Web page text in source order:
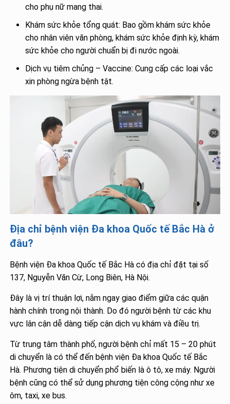
cho phụ nữ mang thai.
Khám sức khỏe tổng quát: Bao gồm khám sức khỏe
cho nhân viên văn phòng, khám sức khỏe định kỳ, khám
sức khỏe cho người chuẩn bị đi nước ngoài.
Dịch vụ tiêm chủng – Vaccine: Cung cấp các loại vắc
xin phòng ngừa bệnh tật.
Địa chỉ bệnh viện Đa khoa Quốc tế Bắc Hà ở
đâu?
Bệnh viện Đa khoa Quốc tế Bắc Hà có địa chỉ đặt tại số
137, Nguyễn Văn Cừ, Long Biên, Hà Nội.
Đây là vị trí thuận lợi, nằm ngay giao điểm giữa các quận
hành chính trong nội thành. Do đó người bệnh từ các khu
vực lân cận dễ dàng tiếp cận dịch vụ khám và điều trị.
Từ trung tâm thành phố, người bệnh chỉ mất 15 – 20 phút
di chuyển là có thể đến bệnh viện Đa khoa Quốc tế Bắc
Hà. Phương tiện di chuyển phổ biến là ô tô, xe máy. Người
bệnh cũng có thể sử dụng phương tiện công cộng như xe
ôm, taxi, xe bus.